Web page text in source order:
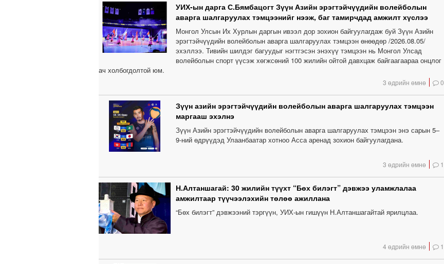
УИХ-ын дарга С.Бямбацогт Зүүн Азийн эрэгтэйчүүдийн волейболын
аварга шалгаруулах тэмцээнийг нээж, баг тамирчдад амжилт хүслээ
Монгол Улсын Их Хурлын даргын ивээл дор зохион байгуулагдаж буй Зүүн Азийн
эрэгтэйчүүдийн волейболын аварга шалгаруулах тэмцээн өнөөдөр /2026.08.05/
эхэллээ. Тивийн шилдэг багуудыг нэгтгэсэн энэхүү тэмцээн нь Монгол Улсад
волейболын спорт үүсэж хөгжсөний 100 жилийн ойтой давхцаж байгаагаараа онцлог
ач холбогдолтой юм.
3 өдрийн өмнө 0
Зүүн азийн эрэгтэйчүүдийн волейболын аварга шалгаруулах тэмцээн
маргааш эхэлнэ
Зүүн Азийн эрэгтэйчүүдийн волейболын аварга шалгаруулах тэмцээн энэ сарын 5–
9-ний өдрүүдэд Улаанбаатар хотноо Асса аренад зохион байгуулагдана.
3 өдрийн өмнө 1
Н.Алтаншагай: 30 жилийн түүхт “Бөх билэгт” дэвжээ уламжлалаа
амжилтаар түүчээлэхийн төлөө ажиллана
“Бөх билэгт” дэвжээний тэргүүн, УИХ-ын гишүүн Н.Алтаншагайтай ярилцлаа.
4 өдрийн өмнө 1